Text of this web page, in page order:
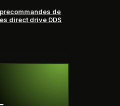
de
direct drive DDS